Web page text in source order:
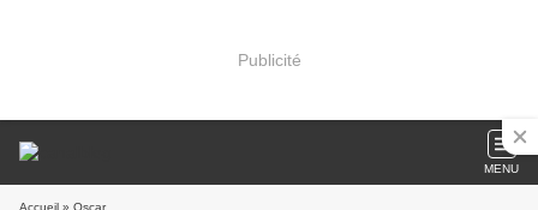
Publicité
MENU
Accueil » Oscar